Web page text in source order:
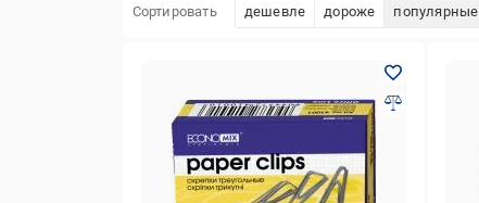
Сортировать дешевле дороже популярные